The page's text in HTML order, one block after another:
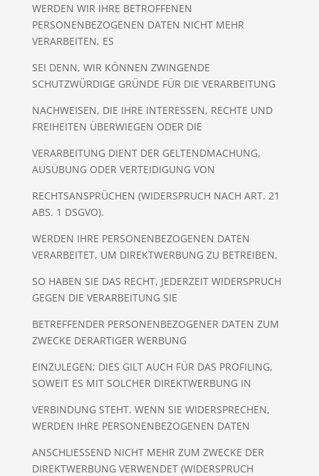
WERDEN WIR IHRE BETROFFENEN
PERSONENBEZOGENEN DATEN NICHT MEHR
VERARBEITEN, ES
SEI DENN, WIR KÖNNEN ZWINGENDE
SCHUTZWÜRDIGE GRÜNDE FÜR DIE VERARBEITUNG
NACHWEISEN, DIE IHRE INTERESSEN, RECHTE UND
FREIHEITEN ÜBERWIEGEN ODER DIE
VERARBEITUNG DIENT DER GELTENDMACHUNG,
AUSÜBUNG ODER VERTEIDIGUNG VON
RECHTSANSPRÜCHEN (WIDERSPRUCH NACH ART. 21
ABS. 1 DSGVO).
WERDEN IHRE PERSONENBEZOGENEN DATEN
VERARBEITET, UM DIREKTWERBUNG ZU BETREIBEN,
SO HABEN SIE DAS RECHT, JEDERZEIT WIDERSPRUCH
GEGEN DIE VERARBEITUNG SIE
BETREFFENDER PERSONENBEZOGENER DATEN ZUM
ZWECKE DERARTIGER WERBUNG
EINZULEGEN; DIES GILT AUCH FÜR DAS PROFILING,
SOWEIT ES MIT SOLCHER DIREKTWERBUNG IN
VERBINDUNG STEHT. WENN SIE WIDERSPRECHEN,
WERDEN IHRE PERSONENBEZOGENEN DATEN
ANSCHLIESSEND NICHT MEHR ZUM ZWECKE DER
DIREKTWERBUNG VERWENDET (WIDERSPRUCH